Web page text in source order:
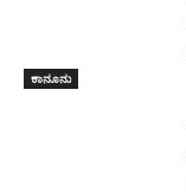
ಕಾನೂನು